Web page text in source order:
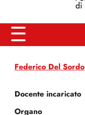
Federico Del Sordo
Docente incaricato
Organo